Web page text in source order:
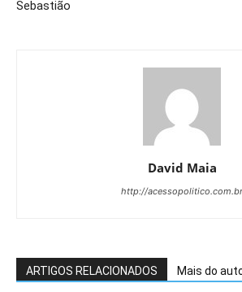
Sebastião
David Maia
http://acessopolitico.com.br
ARTIGOS RELACIONADOS Mais do